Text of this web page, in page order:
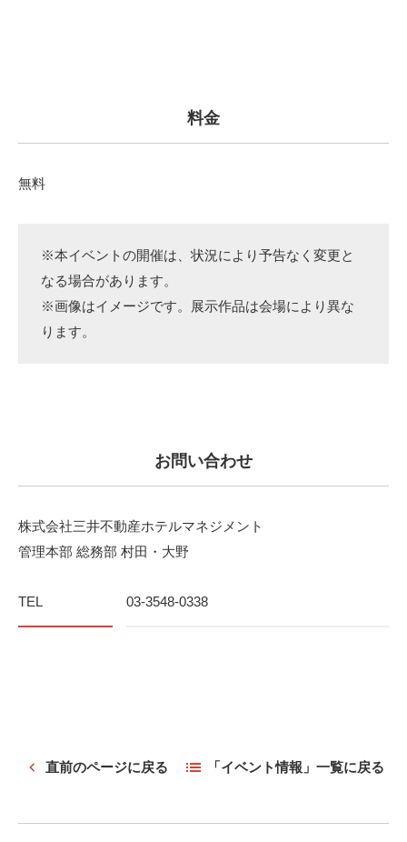
料金
無料
※本イベントの開催は、状況により予告なく変更と
なる場合があります。
※画像はイメージです。展示作品は会場により異な
ります。
お問い合わせ
株式会社三井不動産ホテルマネジメント
管理本部 総務部 村田・大野
TEL 03-3548-0338
直前のページに戻る 「イベント情報」一覧に戻る